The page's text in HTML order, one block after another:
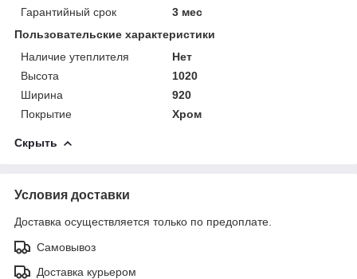
Гарантийный срок
3 мес
Пользовательские характеристики
Наличие утеплителя
Нет
Высота
1020
Ширина
920
Покрытие
Хром
Скрыть
Условия доставки
Доставка осуществляется только по предоплате.
Самовывоз
Доставка курьером